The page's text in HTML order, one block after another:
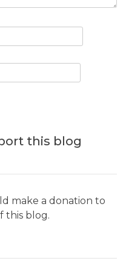
this blog
make a donation to
this blog.